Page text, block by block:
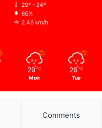
29º - 24º
65%
2.46 km/h
29 ℃
Mon
26 ℃
Tue
Comments